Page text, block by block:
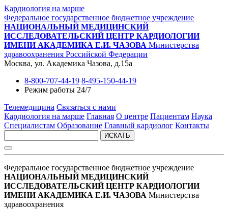
Кардиология на марше
Федеральное государственное бюджетное учреждение
НАЦИОНАЛЬНЫЙ МЕДИЦИНСКИЙ
ИССЛЕДОВАТЕЛЬСКИЙ ЦЕНТР КАРДИОЛОГИИ
ИМЕНИ АКАДЕМИКА Е.И. ЧАЗОВА Министерства
здравоохранения Российской Федерации
Москва, ул. Академика Чазова, д.15а
8-800-707-44-19 8-495-150-44-19
Режим работы 24/7
Телемедицина Связаться с нами
Кардиология на марше Главная О центре Пациентам Наука
Специалистам Образование Главный кардиолог Контакты
ИСКАТЬ
Федеральное государственное бюджетное учреждение
НАЦИОНАЛЬНЫЙ МЕДИЦИНСКИЙ
ИССЛЕДОВАТЕЛЬСКИЙ ЦЕНТР КАРДИОЛОГИИ
ИМЕНИ АКАДЕМИКА Е.И. ЧАЗОВА Министерства
здравоохранения